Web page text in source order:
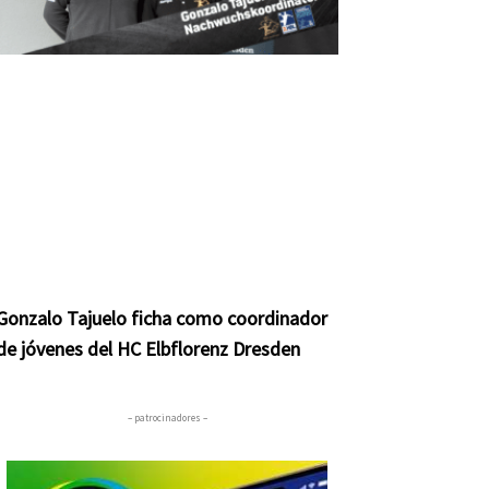
Tajuelo ficha como coordinador
jóvenes del HC Elbflorenz Dresden
– patrocinadores –